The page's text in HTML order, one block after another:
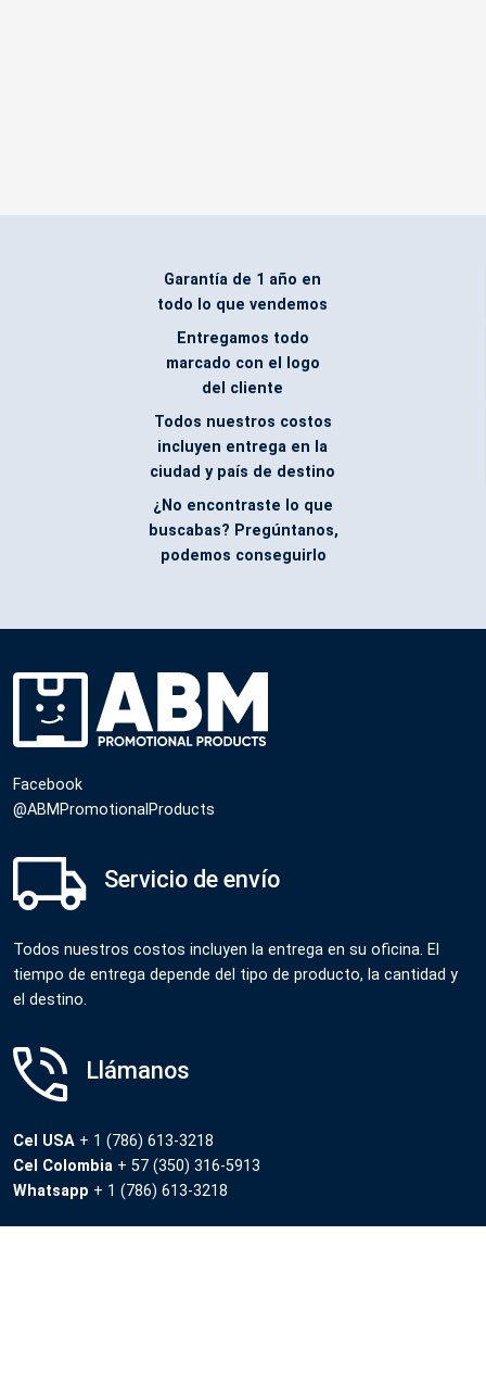
Garantía de 1 año en
todo lo que vendemos
Entregamos todo
marcado con el logo
del cliente
Todos nuestros costos
incluyen entrega en la
ciudad y país de destino
¿No encontraste lo que
buscabas? Pregúntanos,
podemos conseguirlo
Facebook
@ABMPromotionalProducts
Servicio de envío
Todos nuestros costos incluyen la entrega en su oficina. El
tiempo de entrega depende del tipo de producto, la cantidad y
el destino.
Llámanos
Cel USA + 1 (786) 613-3218
Cel Colombia + 57 (350) 316-5913
Whatsapp + 1 (786) 613-3218